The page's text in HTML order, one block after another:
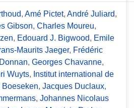
, Amé Pictet, André Juliard,
Gibson, Charles Moureu,
, Edouard J. Bigwood, Emile
Maurits Jaeger, Frédéric
, Georges Chavanne,
Wuyts, Institut international de
Boeseken, Jacques Duclaux,
, Johannes Nicolaus